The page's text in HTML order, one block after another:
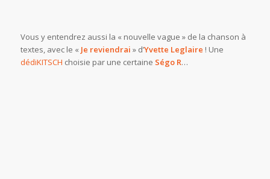
Vous y entendrez aussi la « nouvelle vague » de la chanson à
textes, avec le « Je reviendrai » d’Yvette Leglaire ! Une
dédiKITSCH choisie par une certaine Ségo R…